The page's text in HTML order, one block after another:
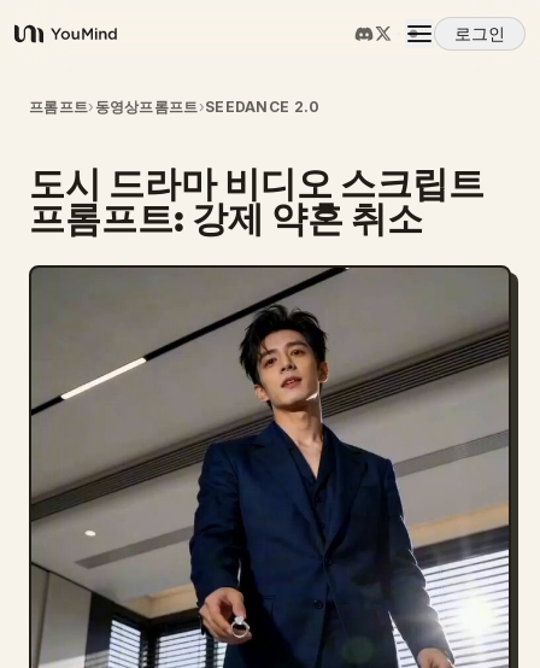
YouMind
로그인
개요
사용 사례
스킬
가격
다운로드
블로그
업데이트
프롬프트› 동영상프롬프트›SEEDANCE 2.0
도시 드라마 비디오 스크립트
프롬프트: 강제 약혼 취소